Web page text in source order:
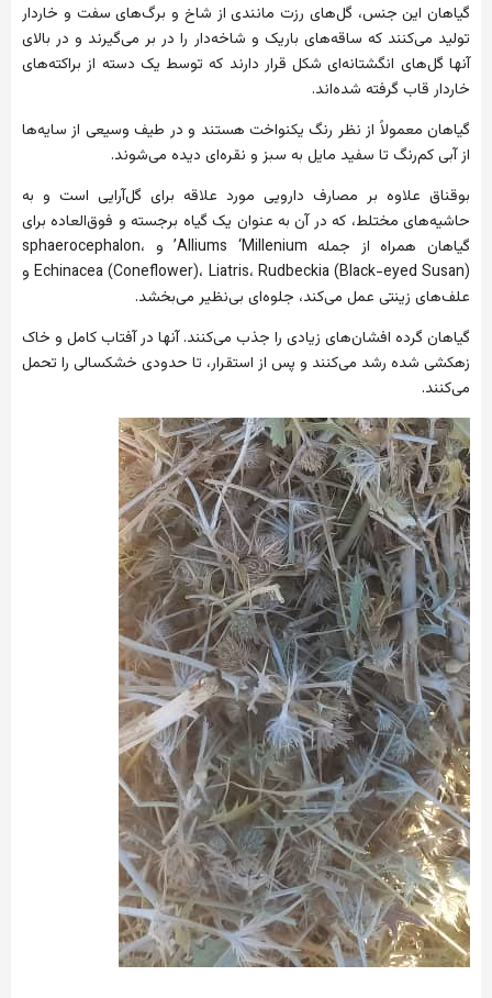
گیاهان این جنس، گل‌های رزت مانندی از شاخ و برگ‌های سفت و خاردار
تولید می‌کنند که ساقه‌های باریک و شاخه‌دار را در بر می‌گیرند و در بالای
آنها گل‌های انگشتانه‌ای شکل قرار دارند که توسط یک دسته از براکته‌های
خاردار قاب گرفته شده‌اند.
گیاهان معمولاً از نظر رنگ یکنواخت هستند و در طیف وسیعی از سایه‌ها
از آبی کم‌رنگ تا سفید مایل به سبز و نقره‌ای دیده می‌شوند.
بوقناق علاوه بر مصارف دارویی مورد علاقه برای گل‌آرایی است و به
حاشیه‌های مختلط، که در آن به عنوان یک گیاه برجسته و فوق‌العاده برای
گیاهان همراه از جمله Alliums ‘Millenium’ و sphaerocephalon،
Echinacea (Coneflower)، Liatris، Rudbeckia (Black-eyed Susan) و
علف‌های زینتی عمل می‌کند، جلوه‌ای بی‌نظیر می‌بخشد.
گیاهان گرده افشان‌های زیادی را جذب می‌کنند. آنها در آفتاب کامل و خاک
زهکشی شده رشد می‌کنند و پس از استقرار، تا حدودی خشکسالی را تحمل
می‌کنند.